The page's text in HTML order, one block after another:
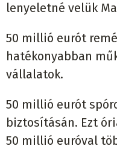
lenyeletné velük
50 millió eurót
hatékonyabban
vállalatok.
50 millió eurót
biztosításán. Ezt
50 millió euróval